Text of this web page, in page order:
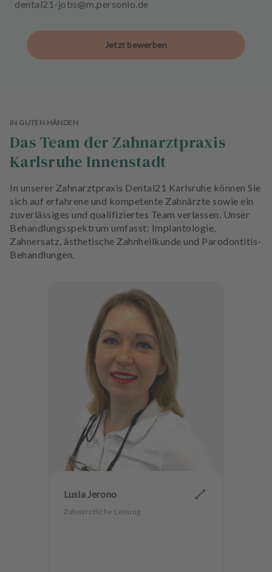
dental21-jobs@m.personio.de
Jetzt bewerben
IN GUTEN HÄNDEN
Das Team der Zahnarztpraxis
Karlsruhe Innenstadt
In unserer Zahnarztpraxis Dental21 Karlsruhe können Sie
sich auf erfahrene und kompetente Zahnärzte sowie ein
zuverlässiges und qualifiziertes Team verlassen. Unser
Behandlungsspektrum umfasst: Implantologie,
Zahnersatz, ästhetische Zahnheilkunde und Parodontitis-
Behandlungen.
Lusia Jerono
Zahnärztliche Leitung